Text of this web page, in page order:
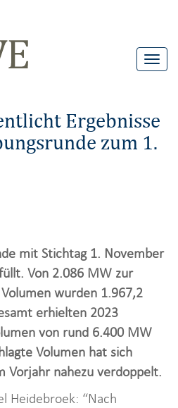
T
g
g
Ergebnisse
zum 1.
mit Stichtag 1. November
Von 2.086 MW zur
wurden 1.967,2
erhielten 2023
von rund 6.400 MW
Volumen hat sich
Vorjahr nahezu verdoppelt.
Heidebroek: “Nach